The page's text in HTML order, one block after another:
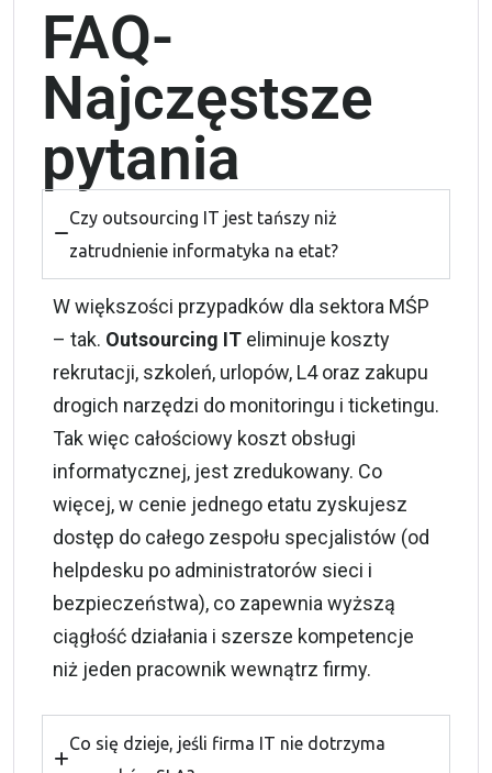
FAQ-
Najczęstsze
pytania
Czy outsourcing IT jest tańszy niż
zatrudnienie informatyka na etat?
W większości przypadków dla sektora MŚP
– tak. Outsourcing IT eliminuje koszty
rekrutacji, szkoleń, urlopów, L4 oraz zakupu
drogich narzędzi do monitoringu i ticketingu.
Tak więc całościowy koszt obsługi
informatycznej, jest zredukowany. Co
więcej, w cenie jednego etatu zyskujesz
dostęp do całego zespołu specjalistów (od
helpdesku po administratorów sieci i
bezpieczeństwa), co zapewnia wyższą
ciągłość działania i szersze kompetencje
niż jeden pracownik wewnątrz firmy.
Co się dzieje, jeśli firma IT nie dotrzyma